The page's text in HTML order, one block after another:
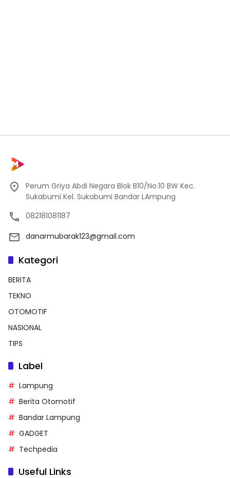
Perum Griya Abdi Negara Blok B10/No.10 BW Kec.
Sukabumi Kel. Sukabumi Bandar LAmpung
082181081187
danarmubarak123@gmail.com
Kategori
BERITA
TEKNO
OTOMOTIF
NASIONAL
TIPS
Label
Lampung
Berita Otomotif
Bandar Lampung
GADGET
Techpedia
Useful Links